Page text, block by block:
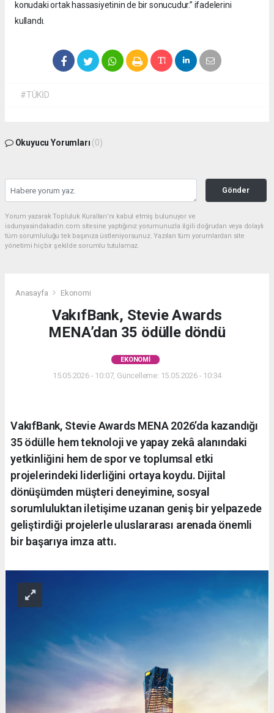
konudaki ortak hassasiyetinin de bir sonucudur.” ifadelerini
kullandı.
#TÜKİD
Okuyucu Yorumları (0)
Gönder
Yorum yazarak Topluluk Kuralları’nı kabul etmiş bulunuyor ve
isdunyasindakadin.com sitesine yaptığınız yorumunuzla ilgili doğrudan veya dolaylı
tüm sorumluluğu tek başınıza üstleniyorsunuz. Yazılan tüm yorumlardan site
yönetimi hiçbir şekilde sorumlu tutulamaz.
Anasayfa Ekonomi
VakıfBank, Stevie Awards
MENA’dan 35 ödülle döndü
EKONOMI
15.05.2026 - 10:07, Güncelleme: 15.05.2026 - 10:34
VakıfBank, Stevie Awards MENA 2026’da kazandığı
35 ödülle hem teknoloji ve yapay zekâ alanındaki
yetkinliğini hem de spor ve toplumsal etki
projelerindeki liderliğini ortaya koydu. Dijital
dönüşümden müşteri deneyimine, sosyal
sorumluluktan iletişime uzanan geniş bir yelpazede
geliştirdiği projelerle uluslararası arenada önemli
bir başarıya imza attı.